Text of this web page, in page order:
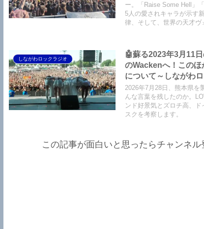
Solitarily】【
【LOVEBITES Holy
ー。「Raise Some Hell」
5人の愛されキャラが示す
律、そして、世界の天才ヴ
しながわロックラジオ
🤖蘇る2023年3月11
のWackenへ！このほ
について～しながわ
Air】【LOVEBITES
We The United】【
2026年7月28日、熊本県を
んな言葉を残したのか。
ンド好景気とズロチ高、
スクを考察します。
この記事が面白いと思ったらチャンネ